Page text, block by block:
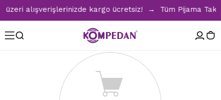
alışverişlerinizde kargo ücretsiz! → Tüm Pijama